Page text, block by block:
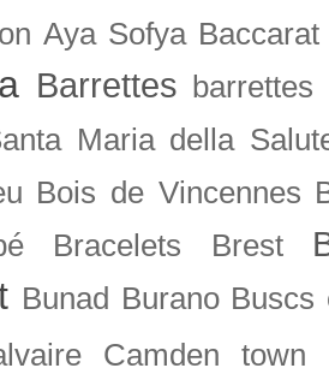
Aya Sofya Baccarat
Barrettes barrettes
Maria della
Bois de Vincennes
Bracelets Brest
Bunad Burano Buscs
Camden town